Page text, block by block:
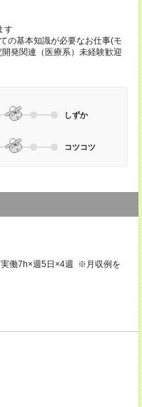
す
の基本知識が必要なお仕事(モ
発関連（医療系）未経験歓迎
しずか
コツコツ
働7h×週5日×4週 ※月収例を